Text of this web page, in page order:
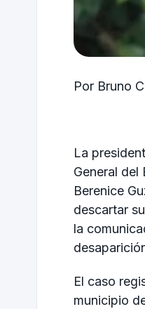
Por Bruno
La
General del
Berenice
descartar
la
El caso
municipio